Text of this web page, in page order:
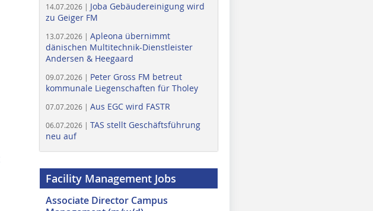
14.07.2026 | Joba Gebäudereinigung wird
zu Geiger FM
13.07.2026 | Apleona übernimmt
dänischen Multitechnik-Dienstleister
Andersen & Heegaard
09.07.2026 | Peter Gross FM betreut
kommunale Liegenschaften für Tholey
07.07.2026 | Aus EGC wird FASTR
06.07.2026 | TAS stellt Geschäftsführung
neu auf
Facility Management Jobs
Associate Director Campus